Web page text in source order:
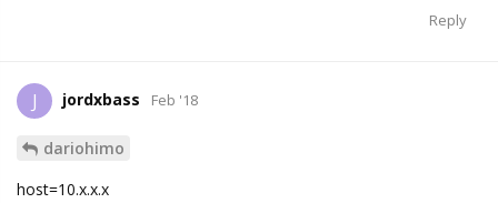
Reply
J jordxbass Feb '18
dariohimo
host=10.x.x.x